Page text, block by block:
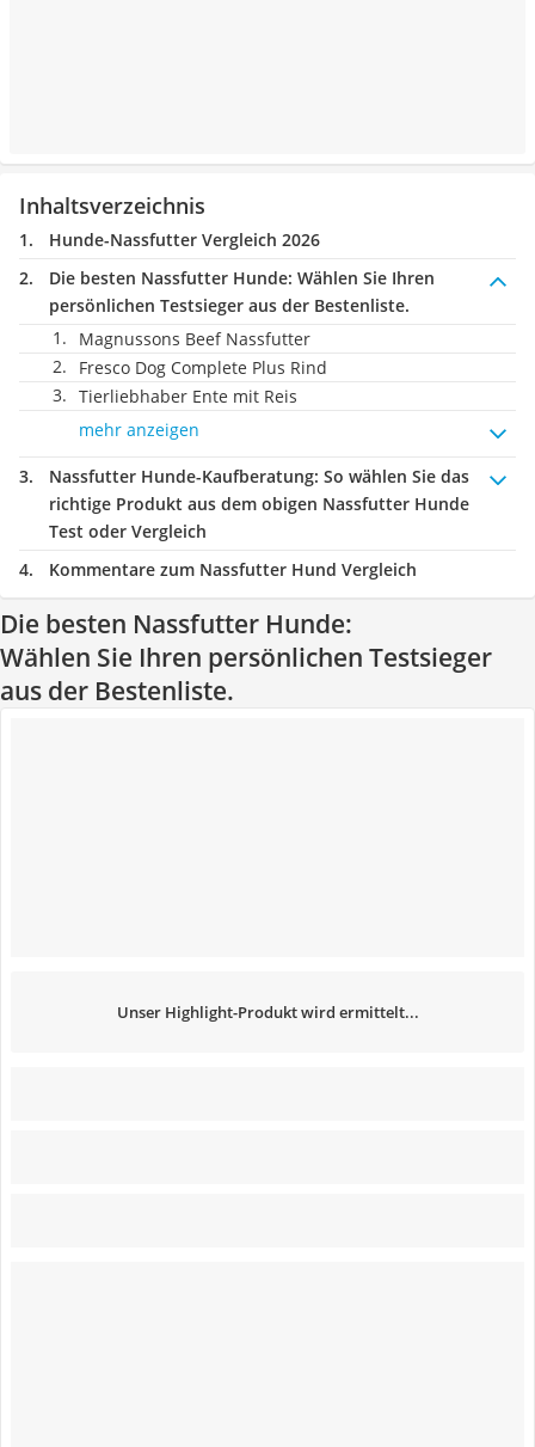
Inhaltsverzeichnis
Hunde-Nassfutter Vergleich 2026
Die besten Nassfutter Hunde: Wählen Sie Ihren
persönlichen Testsieger aus der Bestenliste.
Magnussons Beef Nassfutter
Fresco Dog Complete Plus Rind
Tierliebhaber Ente mit Reis
mehr anzeigen
Nassfutter Hunde-Kaufberatung: So wählen Sie das
richtige Produkt aus dem obigen Nassfutter Hunde
Test oder Vergleich
Kommentare zum Nassfutter Hund Vergleich
Die besten Nassfutter Hunde:
Wählen Sie Ihren persönlichen Testsieger
aus der Bestenliste.
Unser Highlight-Produkt wird ermittelt...